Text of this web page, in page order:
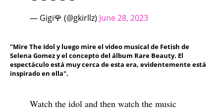
— Gigi🌹 (@gkirllz) June 28, 2023
"Mire The Idol y luego mire el video musical de Fetish de
Selena Gomez y el concepto del álbum Rare Beauty. El
espectáculo está muy cerca de esta era, evidentemente está
inspirado en ella".
Watch the idol and then watch the music